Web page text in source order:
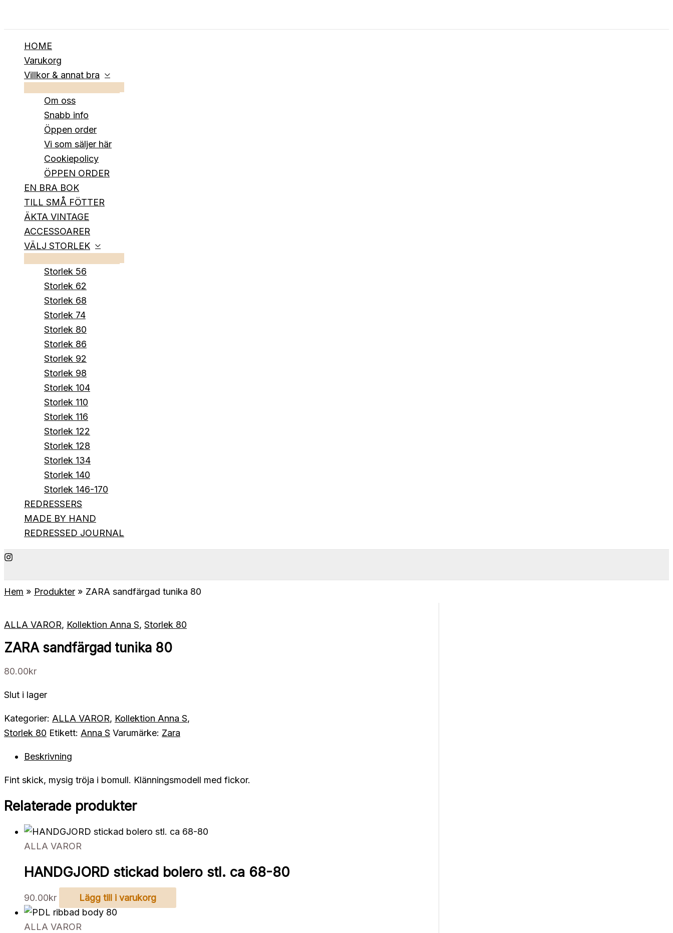
HOME
Varukorg
Villkor & annat bra
Om oss
Snabb info
Öppen order
Vi som säljer här
Cookiepolicy
ÖPPEN ORDER
EN BRA BOK
TILL SMÅ FÖTTER
ÄKTA VINTAGE
ACCESSOARER
VÄLJ STORLEK
Storlek 56
Storlek 62
Storlek 68
Storlek 74
Storlek 80
Storlek 86
Storlek 92
Storlek 98
Storlek 104
Storlek 110
Storlek 116
Storlek 122
Storlek 128
Storlek 134
Storlek 140
Storlek 146-170
REDRESSERS
MADE BY HAND
REDRESSED JOURNAL
Hem Produkter ZARA sandfärgad tunika 80
ALLA VAROR, Kollektion Anna S, Storlek 80
ZARA sandfärgad tunika 80
80.00kr
Slut i lager
Kategorier: ALLA VAROR, Kollektion Anna S,
Storlek 80 Etikett: Anna S Varumärke: Zara
Beskrivning
Fint skick, mysig tröja i bomull. Klänningsmodell med fickor.
Relaterade produkter
ALLA VAROR
HANDGJORD stickad bolero stl. ca 68-80
90.00kr Lägg till i varukorg
ALLA VAROR